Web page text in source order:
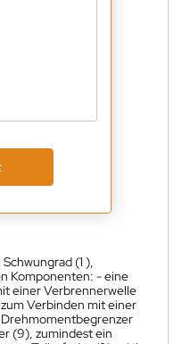
(1 ),
Komponenten: - eine
einer Verbrennerwelle
Verbinden mit einer
(9), zumindest ein